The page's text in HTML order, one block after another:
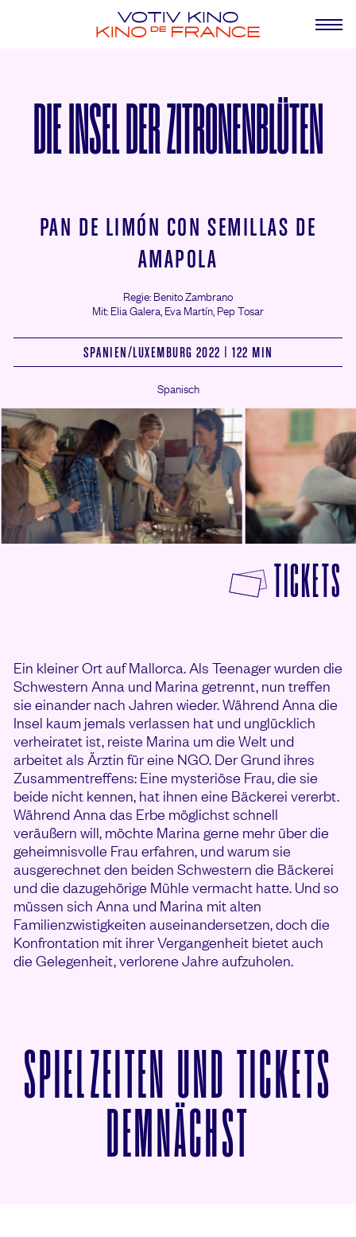
DIE INSEL DER ZITRONENBLÜTEN
PAN DE LIMÓN CON SEMILLAS DE
AMAPOLA
Regie: Benito Zambrano
Mit: Elia Galera, Eva Martín, Pep Tosar
SPANIEN/LUXEMBURG 2022 | 122 MIN
Spanisch
TICKETS
Ein kleiner Ort auf Mallorca. Als Teenager wurden die
Schwestern Anna und Marina getrennt, nun treffen
sie einander nach Jahren wieder. Während Anna die
Insel kaum jemals verlassen hat und unglücklich
verheiratet ist, reiste Marina um die Welt und
arbeitet als Ärztin für eine NGO. Der Grund ihres
Zusammentreffens: Eine mysteriöse Frau, die sie
beide nicht kennen, hat ihnen eine Bäckerei vererbt.
Während Anna das Erbe möglichst schnell
veräußern will, möchte Marina gerne mehr über die
geheimnisvolle Frau erfahren, und warum sie
ausgerechnet den beiden Schwestern die Bäckerei
und die dazugehörige Mühle vermacht hatte. Und so
müssen sich Anna und Marina mit alten
Familienzwistigkeiten auseinandersetzen, doch die
Konfrontation mit ihrer Vergangenheit bietet auch
die Gelegenheit, verlorene Jahre aufzuholen.
SPIELZEITEN UND TICKETS
DEMNÄCHST